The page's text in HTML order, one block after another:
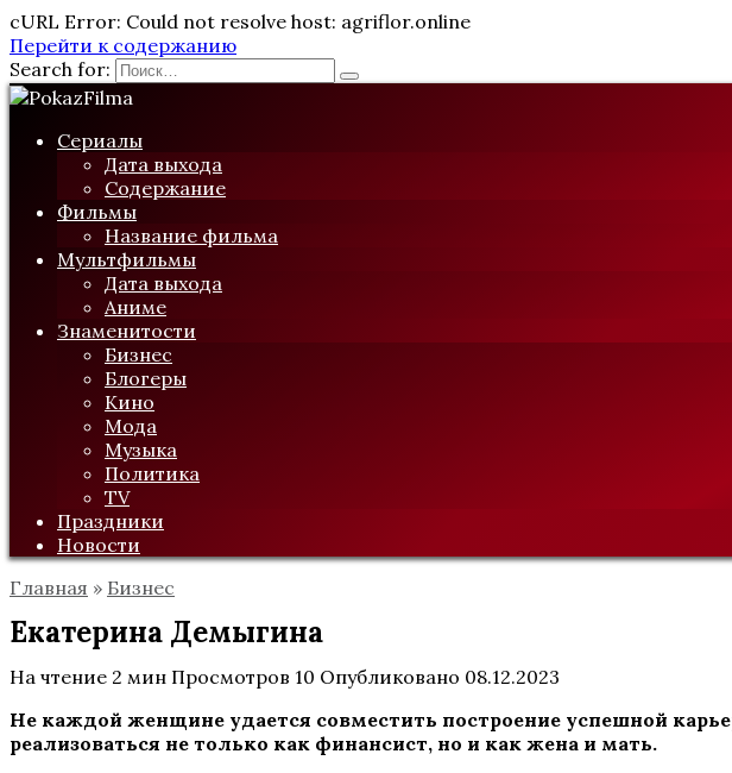
cURL Error: Could not resolve host: agriflor.online
Перейти к содержанию
Search for:
Сериалы
Дата выхода
Содержание
Фильмы
Название фильма
Мультфильмы
Дата выхода
Аниме
Знаменитости
Бизнес
Блогеры
Кино
Мода
Музыка
Политика
TV
Праздники
Новости
Главная » Бизнес
Екатерина Демыгина
На чтение 2 мин Просмотров 10 Опубликовано 08.12.2023
Не каждой женщине удается совместить построение успешной
реализоваться не только как финансист, но и как жена и мать.